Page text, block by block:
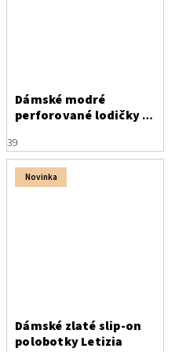
Dámské modré
perforované lodičky s
Letizia
39
Novinka
Dámské zlaté slip-on
polobotky Letizia